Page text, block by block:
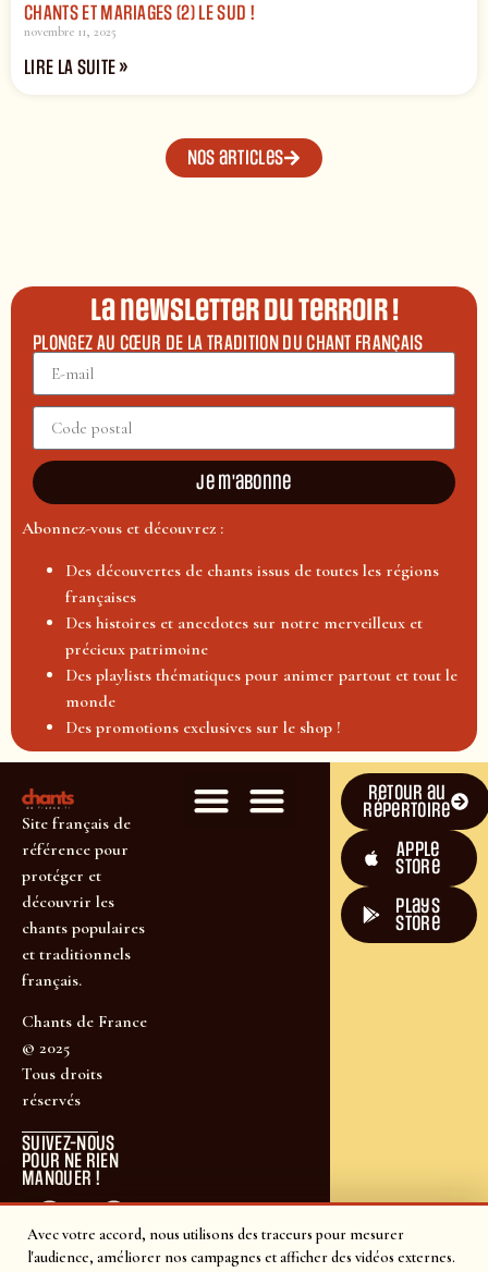
Avec votre accord, nous utilisons des traceurs pour mesurer
l'audience, améliorer nos campagnes et afficher des vidéos externes.
CHANTS ET MARIAGES (2) LE SUD !
novembre 11, 2025
LIRE LA SUITE »
Nos articles
La newsletter du terroir !
PLONGEZ AU CŒUR DE LA TRADITION DU CHANT FRANÇAIS
Je m'abonne
Abonnez-vous et découvrez :
Des découvertes de chants issus de toutes les régions
françaises
Des histoires et anecdotes sur notre merveilleux et
précieux patrimoine
Des playlists thématiques pour animer partout et tout le
monde
Des promotions exclusives sur le shop !
Site français de
référence pour
protéger et
découvrir les
chants populaires
et traditionnels
français.
Chants de France
© 2025
Tous droits
réservés
SUIVEZ-NOUS
POUR NE RIEN
MANQUER !
Retour au
répertoire
Apple
Store
plays
store